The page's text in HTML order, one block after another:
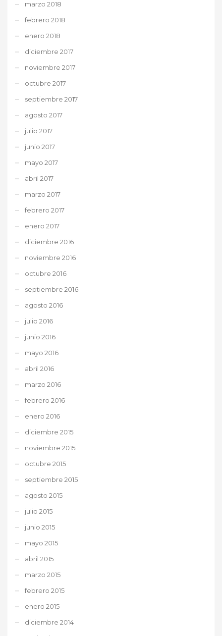
marzo 2018
febrero 2018
enero 2018
diciembre 2017
noviembre 2017
octubre 2017
septiembre 2017
agosto 2017
julio 2017
junio 2017
mayo 2017
abril 2017
marzo 2017
febrero 2017
enero 2017
diciembre 2016
noviembre 2016
octubre 2016
septiembre 2016
agosto 2016
julio 2016
junio 2016
mayo 2016
abril 2016
marzo 2016
febrero 2016
enero 2016
diciembre 2015
noviembre 2015
octubre 2015
septiembre 2015
agosto 2015
julio 2015
junio 2015
mayo 2015
abril 2015
marzo 2015
febrero 2015
enero 2015
diciembre 2014